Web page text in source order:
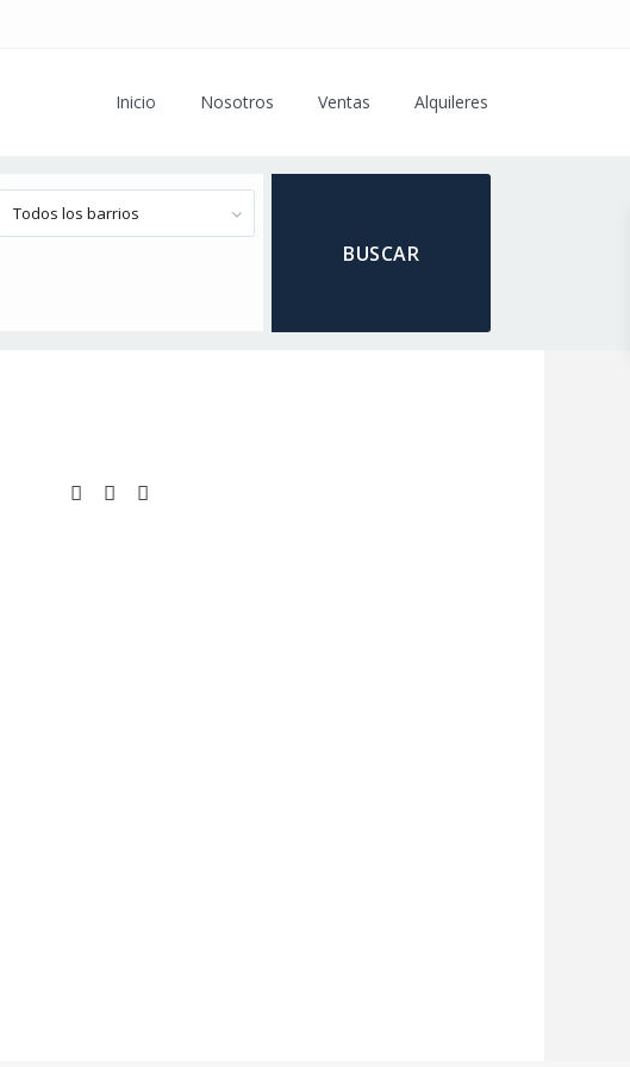
Inicio Nosotros Ventas Alquileres
Todos los barrios